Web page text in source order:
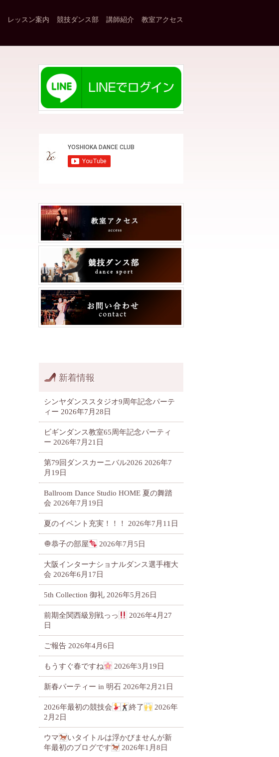
レッスン案内 競技ダンス部 講師紹介 教室アクセス
新着情報
シンヤダンススタジオ9周年記念パーテ
ィー 2026年7月28日
ビギンダンス教室65周年記念パーティ
ー 2026年7月21日
第79回ダンスカーニバル2026 2026年7
月19日
Ballroom Dance Studio HOME 夏の舞踏
会 2026年7月19日
夏のイベント充実！！！ 2026年7月11日
🧅恭子の部屋 2026年7月5日
大阪インターナショナルダンス選手権大
会 2026年6月17日
5th Collection 御礼 2026年5月26日
前期全関西級別戦っっ
2026年4月27
日
ご報告 2026年4月6日
もうすぐ春ですね 2026年3月19日
新春パーティー in 明石 2026年2月21日
2026年最初の競技会 終了
2026年
2月2日
ウマ
いタイトルは浮かびませんが新
年最初のブログです
2026年1月8日